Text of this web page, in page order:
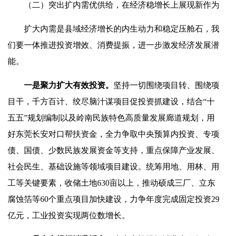
（二）突出扩内需优供给，在经济稳增长上展现新作为
扩大内需是县域经济增长的内生动力和稳定压舱石，我
们要一体推进投资增效、消费提振，进一步激发经济发展潜
能。
一是聚力扩大有效投资。 坚持一切围绕项目转、围绕项
目干，千方百计、绞尽脑汁谋项目促投资抓建设，结合“十
五五”规划编制以及岭南民族特色高质量发展廊道规划，用
好东莞长安对口帮扶资金，全力争取中央预算内投资、专项
债、国债、少数民族发展资金等支持，重点保障产业发展、
社会民生、基础设施等领域项目建设。统筹用地、用林、用
工等关键要素，收储土地630亩以上，推动硕成三厂、立东
腐蚀箔等60个重点项目加快建设，力争年度完成固定投资29
亿元，工业投资实现两位数增长。